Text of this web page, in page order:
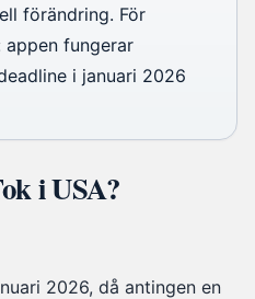
förändring. För
appen fungerar
i januari 2026
i USA?
2026, då antingen en